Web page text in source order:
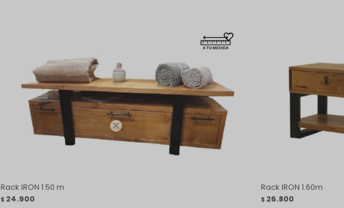

Rack IRON 1.50 m
$ 24.900
Rack IRON 1.60m
$ 26.800